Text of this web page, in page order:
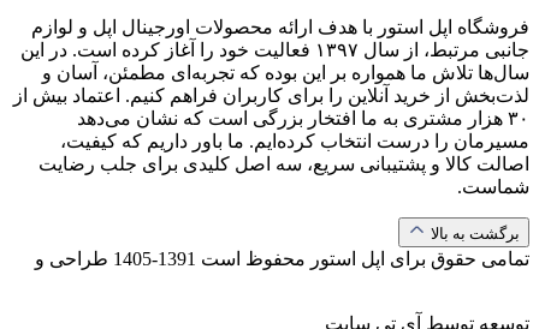
فروشگاه اپل استور با هدف ارائه‌ محصولات اورجینال اپل و لوازم
جانبی مرتبط، از سال ۱۳۹۷ فعالیت خود را آغاز کرده است. در این
سال‌ها تلاش ما همواره بر این بوده که تجربه‌ای مطمئن، آسان و
لذت‌بخش از خرید آنلاین را برای کاربران فراهم کنیم. اعتماد بیش از
۳۰ هزار مشتری به ما افتخار بزرگی است که نشان می‌دهد
مسیرمان را درست انتخاب کرده‌ایم. ما باور داریم که کیفیت،
اصالت کالا و پشتیبانی سریع، سه اصل کلیدی برای جلب رضایت
شماست.
برگشت به بالا
تمامی حقوق برای اپل استور محفوظ است 1391-1405 طراحی و
توسعه توسط آی تی سایت